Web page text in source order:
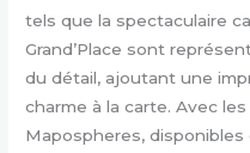
tels que la spectaculaire
Grand’Place sont
du détail, ajoutant une
charme à la carte. Avec
Mapospheres,